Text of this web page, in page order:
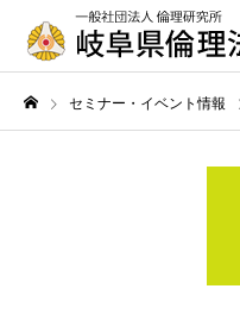
セミナー・イベント情報